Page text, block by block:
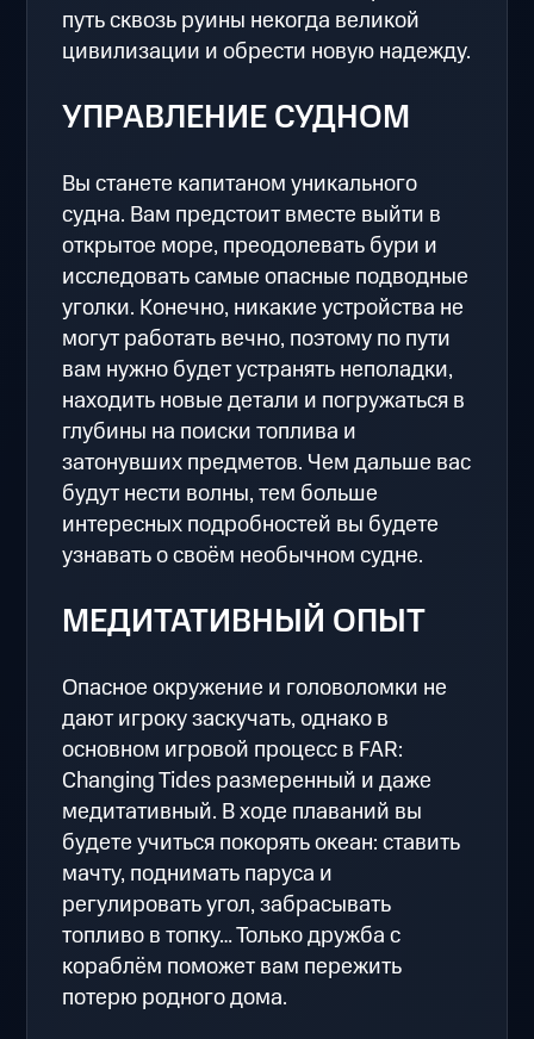
путь сквозь руины некогда великой
цивилизации и обрести новую надежду.
УПРАВЛЕНИЕ СУДНОМ
Вы станете капитаном уникального
судна. Вам предстоит вместе выйти в
открытое море, преодолевать бури и
исследовать самые опасные подводные
уголки. Конечно, никакие устройства не
могут работать вечно, поэтому по пути
вам нужно будет устранять неполадки,
находить новые детали и погружаться в
глубины на поиски топлива и
затонувших предметов. Чем дальше вас
будут нести волны, тем больше
интересных подробностей вы будете
узнавать о своём необычном судне.
МЕДИТАТИВНЫЙ ОПЫТ
Опасное окружение и головоломки не
дают игроку заскучать, однако в
основном игровой процесс в FAR:
Changing Tides размеренный и даже
медитативный. В ходе плаваний вы
будете учиться покорять океан: ставить
мачту, поднимать паруса и
регулировать угол, забрасывать
топливо в топку… Только дружба с
кораблём поможет вам пережить
потерю родного дома.